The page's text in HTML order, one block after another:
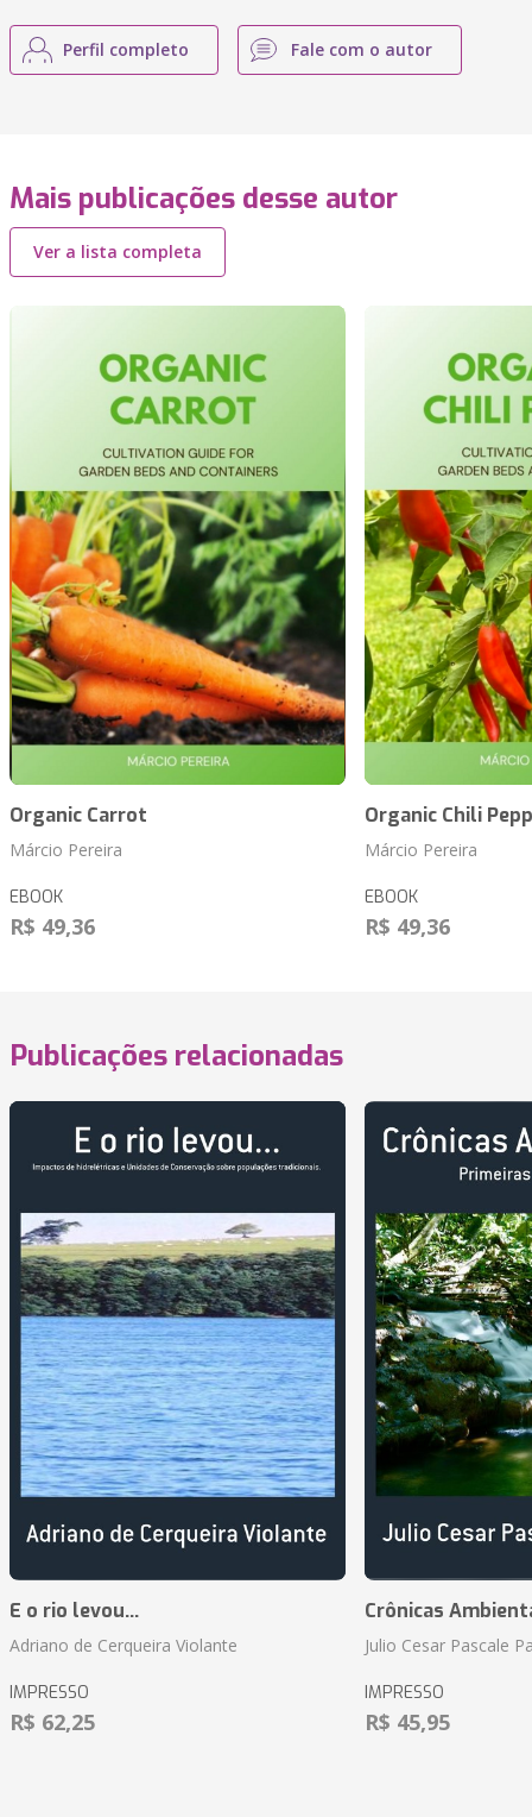
Perfil completo Fale com o autor
Mais publicações desse autor
Ver a lista completa
Organic Carrot
Márcio Pereira
EBOOK
R$ 49,36
Organic Chili
Márcio Pereira
EBOOK
R$ 49,36
Publicações relacionadas
E o rio levou...
Adriano de Cerqueira Violante
IMPRESSO
R$ 62,25
Crônicas
Julio Cesar Pascale
IMPRESSO
R$ 45,95